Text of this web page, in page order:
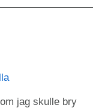
jag skulle bry